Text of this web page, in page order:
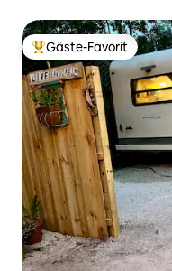
Beliebter Gäste-Favorit.
Gäste-Favorit